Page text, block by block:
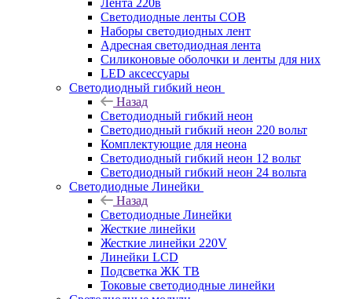
Лента 220в
Светодиодные ленты COB
Наборы светодиодных лент
Адресная светодиодная лента
Силиконовые оболочки и ленты для них
LED аксессуары
Светодиодный гибкий неон
Назад
Светодиодный гибкий неон
Светодиодный гибкий неон 220 вольт
Комплектующие для неона
Светодиодный гибкий неон 12 вольт
Светодиодный гибкий неон 24 вольта
Светодиодные Линейки
Назад
Светодиодные Линейки
Жесткие линейки
Жесткие линейки 220V
Линейки LCD
Подсветка ЖК ТВ
Токовые светодиодные линейки